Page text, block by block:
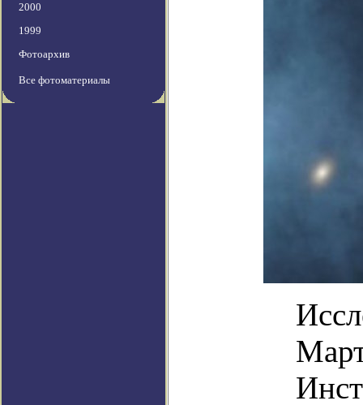
2000
1999
Фотоархив
Все фотоматериалы